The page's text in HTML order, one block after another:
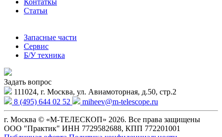
Контаткы
Статьи
Запасные части
Сервис
Б/У техника
Задать вопрос
111024, г. Москва, ул. Авиамоторная, д.50, стр.2
8 (495) 644 02 52
miheev@m-telescope.ru
г. Москва © «М-ТЕЛЕСКОП» 2026. Все права защищены
ООО "Практик" ИНН 7729582688, КПП 772201001